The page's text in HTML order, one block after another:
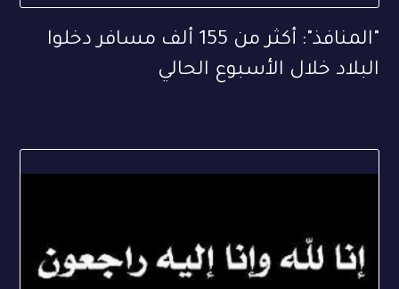
"المنافذ": أكثر من 155 ألف مسافر دخلوا
البلاد خلال الأسبوع الحالي